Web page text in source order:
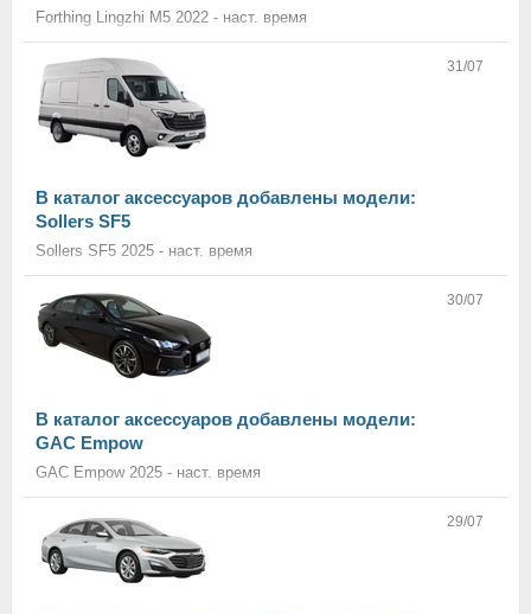
Forthing Lingzhi M5 2022 - наст. время
31/07
В каталог аксессуаров добавлены модели:
Sollers SF5
Sollers SF5 2025 - наст. время
30/07
В каталог аксессуаров добавлены модели:
GAC Empow
GAC Empow 2025 - наст. время
29/07